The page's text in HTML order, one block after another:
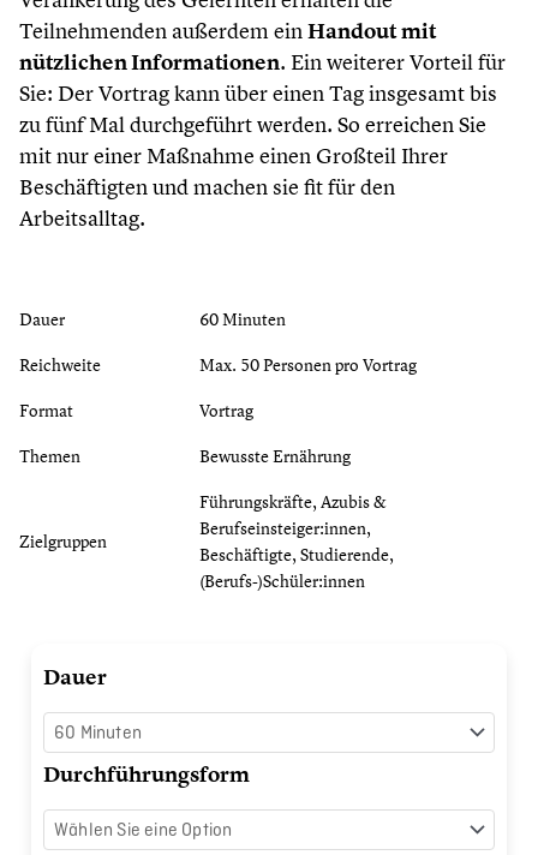
Teilnehmenden außerdem einHandoutmit
nützlichen Informationen. Ein weiterer Vorteil für
Sie: Der Vortrag kann über einen Tag insgesamt bis
zu fünf Mal durchgeführt werden. So erreichen Sie
mit nur einer Maßnahme einen Großteil Ihrer
Beschäftigten und machen sie fit für den
Arbeitsalltag.
Dauer
60 Minuten
Reichweite
Max. 50 Personen pro Vortrag
Format
Vortrag
Themen
Bewusste Ernährung
Zielgruppen
Führungskräfte, Azubis &
Berufseinsteiger:innen,
Beschäftigte, Studierende,
(Berufs-)Schüler:innen
Dauer
Durchführungsform
Ernährungstrends
Menge